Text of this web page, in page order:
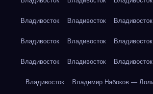
Владивосток Владивосток Владивосток
Владивосток Владивосток Владивосток
Владивосток Владивосток Владивосток
Владивосток Владимир Набоков —